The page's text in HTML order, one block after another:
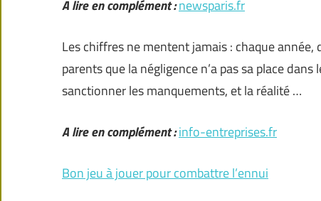
A lire en complément :newsparis.fr
Les chiffres ne mentent jamais : chaque
parents que la négligence n’a pas sa place
sanctionner les manquements, et la réalité …
A lire en complément :info-entreprises.fr
Bon jeu à jouer pour combattre l’ennui